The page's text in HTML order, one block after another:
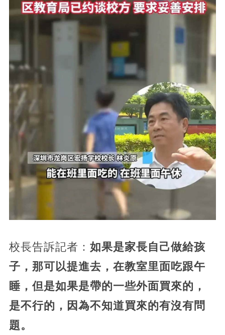
校長告訴記者： 如果是家長自己做給孩
子，那可以提進去，在教室里面吃跟午
睡，但是如果是帶的一些外面買來的，
是不行的，因為不知道買來的有沒有問
題。